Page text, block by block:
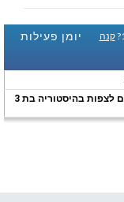
יומן פעילות
קנה
משתמשים רשומים (הרישום הוא קל ובחינם!) יכולים לצפות בהיסטוריה בת 3